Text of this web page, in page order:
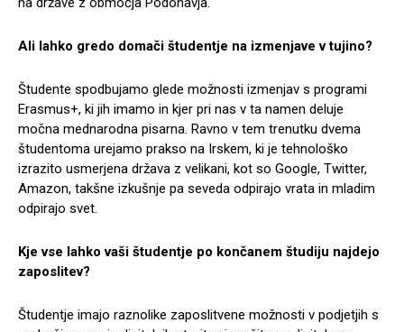
Ali lahko gredo domači študentje na izmenjave v tujino?
Študente spodbujamo glede možnosti izmenjav s programi
Erasmus+, ki jih imamo in kjer pri nas v ta namen deluje
močna mednarodna pisarna. Ravno v tem trenutku dvema
študentoma urejamo prakso na Irskem, ki je tehnološko
izrazito usmerjena država z velikani, kot so Google, Twitter,
Amazon, takšne izkušnje pa seveda odpirajo vrata in mladim
odpirajo svet.
Kje vse lahko vaši študentje po končanem študiju najdejo
zaposlitev?
Študentje imajo raznolike zaposlitvene možnosti v podjetjih s